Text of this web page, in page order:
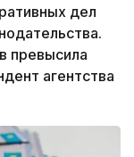
дел
превысила
агентства